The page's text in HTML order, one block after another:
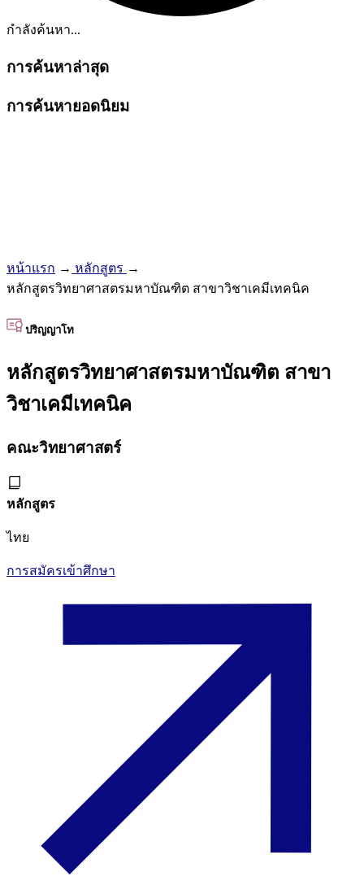
กำลังค้นหา...
การค้นหาล่าสุด
การค้นหายอดนิยม
หน้าแรก → หลักสูตร →
หลักสูตรวิทยาศาสตรมหาบัณฑิต สาขาวิชาเคมีเทคนิค
ปริญญาโท
หลักสูตรวิทยาศาสตรมหาบัณฑิต สาขา
วิชาเคมีเทคนิค
คณะวิทยาศาสตร์
หลักสูตร
ไทย
การสมัครเข้าศึกษา